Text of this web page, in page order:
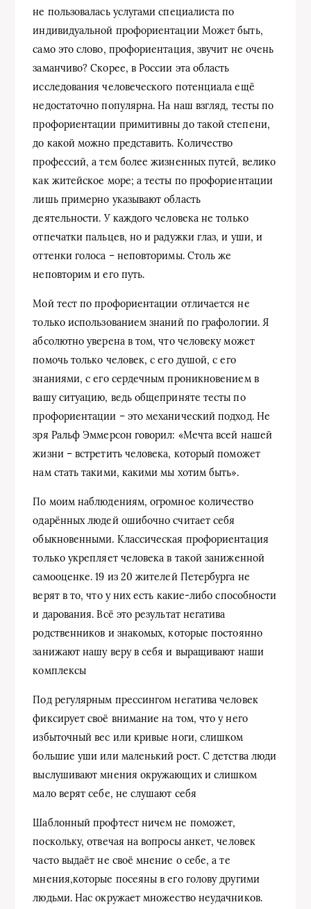
не пользовалась услугами специалиста по
индивидуальной профориентации Может быть,
само это слово, профориентация, звучит не очень
заманчиво? Скорее, в России эта область
исследования человеческого потенциала ещё
недостаточно популярна. На наш взгляд, тесты по
профориентации примитивны до такой степени,
до какой можно представить. Количество
профессий, а тем более жизненных путей, велико
как житейское море; а тесты по профориентации
лишь примерно указывают область
деятельности. У каждого человека не только
отпечатки пальцев, но и радужки глаз, и уши, и
оттенки голоса – неповторимы. Столь же
неповторим и его путь.
Мой тест по профориентации отличается не
только использованием знаний по графологии. Я
абсолютно уверена в том, что человеку может
помочь только человек, с его душой, с его
знаниями, с его сердечным проникновением в
вашу ситуацию, ведь общеприняте тесты по
профориентации – это механический подход. Не
зря Ральф Эммерсон говорил: «Мечта всей нашей
жизни – встретить человека, который поможет
нам стать такими, какими мы хотим быть».
По моим наблюдениям, огромное количество
одарённых людей ошибочно считает себя
обыкновенными. Классическая профориентация
только укрепляет человека в такой заниженной
самооценке. 19 из 20 жителей Петербурга не
верят в то, что у них есть какие-либо способности
и дарования. Всё это результат негатива
родственников и знакомых, которые постоянно
занижают нашу веру в себя и выращивают наши
комплексы
Под регулярным прессингом негатива человек
фиксирует своё внимание на том, что у него
избыточный вес или кривые ноги, слишком
большие уши или маленький рост. С детства люди
выслушивают мнения окружающих и слишком
мало верят себе, не слушают себя
Шаблонный профтест ничем не поможет,
поскольку, отвечая на вопросы анкет, человек
часто выдаёт не своё мнение о себе, а те
мнения,которые посеяны в его голову другими
людьми. Нас окружает множество неудачников.